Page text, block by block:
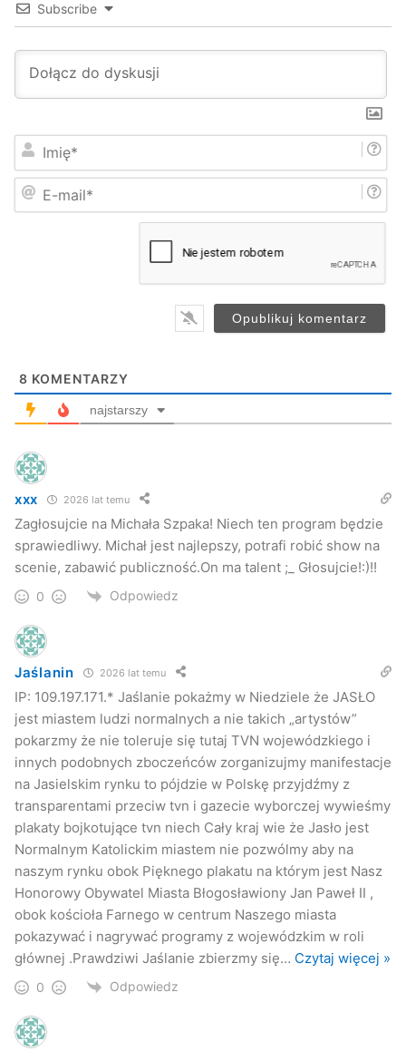
Subscribe
i
m
8 KOMENTARZY
najstarszy
xxx 2026 lat temu
Zagłosujcie na Michała Szpaka! Niech ten program będzie
sprawiedliwy. Michał jest najlepszy, potrafi robić show na
scenie, zabawić publiczność.On ma talent ;_ Głosujcie!:)!!
0 Odpowiedz
Jaślanin 2026 lat temu
IP: 109.197.171.* Jaślanie pokażmy w Niedziele że JASŁO
jest miastem ludzi normalnych a nie takich „artystów”
pokarzmy że nie toleruje się tutaj TVN wojewódzkiego i
innych podobnych zboczeńców zorganizujmy manifestacje
na Jasielskim rynku to pójdzie w Polskę przyjdźmy z
transparentami przeciw tvn i gazecie wyborczej wywieśmy
plakaty bojkotujące tvn niech Cały kraj wie że Jasło jest
Normalnym Katolickim miastem nie pozwólmy aby na
naszym rynku obok Pięknego plakatu na którym jest Nasz
Honorowy Obywatel Miasta Błogosławiony Jan Paweł II ,
obok kościoła Farnego w centrum Naszego miasta
pokazywać i nagrywać programy z wojewódzkim w roli
głównej .Prawdziwi Jaślanie zbierzmy się… Czytaj więcej »
0 Odpowiedz